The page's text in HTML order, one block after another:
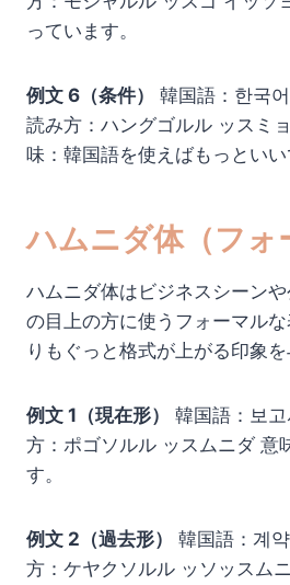
っています。
例文 6（条件）
韓国語：한국
読み方：ハングゴルル ッスミ
味：韓国語を使えばもっといい
ハムニダ体（フォ
ハムニダ体はビジネスシーン
の目上の方に使うフォーマル
りもぐっと格式が上がる印象を
例文 1（現在形）
韓国語：보
方：ポゴソルル ッスムニダ 意
す。
例文 2（過去形）
韓国語：계
方：ケヤクソルル ッソッスム